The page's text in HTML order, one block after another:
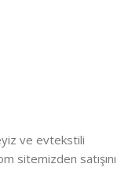
ve evtekstili
sitemizden satışını